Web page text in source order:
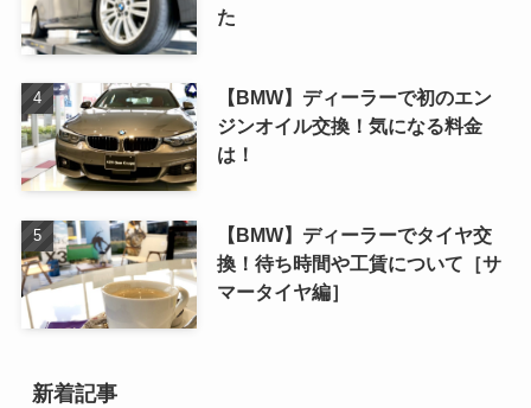
た
【BMW】ディーラーで初のエン
ジンオイル交換！気になる料金
は！
【BMW】ディーラーでタイヤ交
換！待ち時間や工賃について［サ
マータイヤ編］
新着記事